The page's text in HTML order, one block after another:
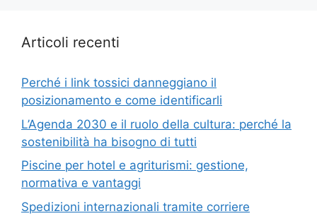
Articoli recenti
Perché i link tossici danneggiano il
posizionamento e come identificarli
L’Agenda 2030 e il ruolo della cultura: perché la
sostenibilità ha bisogno di tutti
Piscine per hotel e agriturismi: gestione,
normativa e vantaggi
Spedizioni internazionali tramite corriere